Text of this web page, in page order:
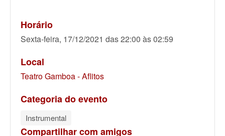
Horário
Sexta-feira, 17/12/2021 das 22:00 às 02:59
Local
Teatro Gamboa - Aflitos
Categoria do evento
Instrumental
Compartilhar com amigos